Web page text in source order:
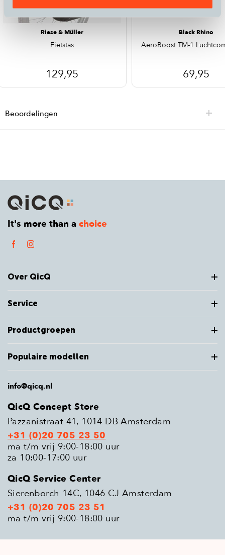
Riese & Müller
Fietstas
129,95
Black Rhino
AeroBoost TM-1
69,95
Beoordelingen
It's more than a choice
Over QicQ
Service
Productgroepen
Populaire modellen
info@qicq.nl
QicQ Concept Store
Pazzanistraat 41, 1014 DB Amsterdam
+31 (0)20 705 23 50
ma t/m vrij 9:00-18:00 uur
za 10:00-17:00 uur
QicQ Service Center
Sierenborch 14C, 1046 CJ Amsterdam
+31 (0)20 705 23 51
ma t/m vrij 9:00-18:00 uur